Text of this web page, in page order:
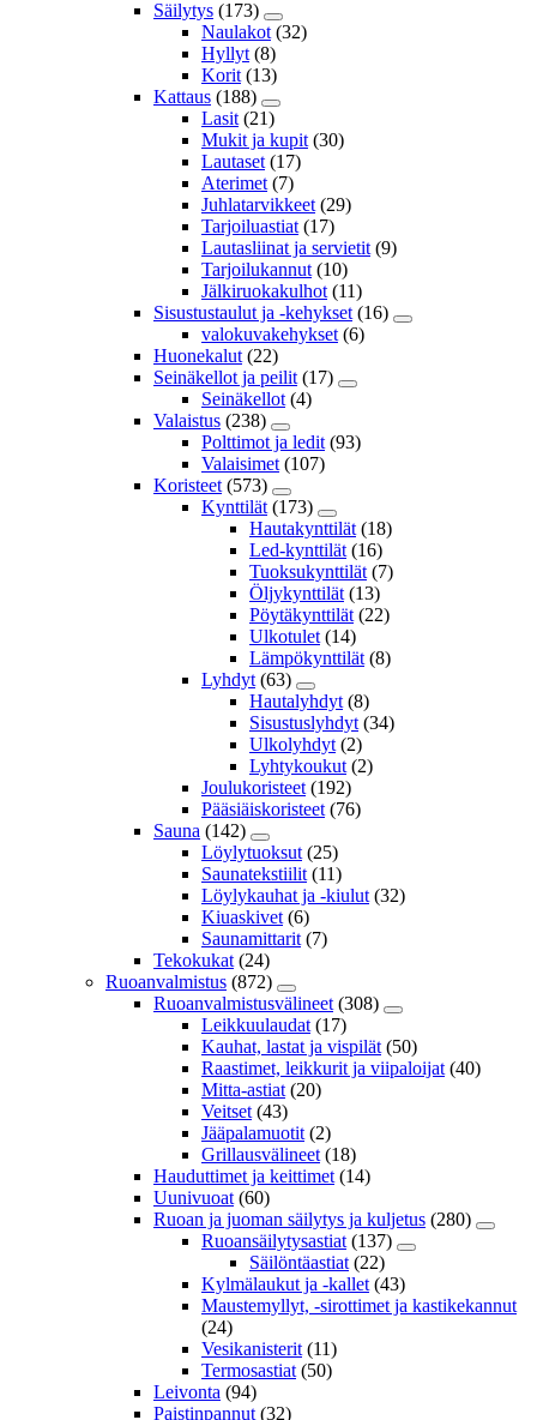
Säilytys (173)
Naulakot (32)
Hyllyt (8)
Korit (13)
Kattaus (188)
Lasit (21)
Mukit ja kupit (30)
Lautaset (17)
Aterimet (7)
Juhlatarvikkeet (29)
Tarjoiluastiat (17)
Lautasliinat ja servietit (9)
Tarjoilukannut (10)
Jälkiruokakulhot (11)
Sisustustaulut ja -kehykset (16)
valokuvakehykset (6)
Huonekalut (22)
Seinäkellot ja peilit (17)
Seinäkellot (4)
Valaistus (238)
Polttimot ja ledit (93)
Valaisimet (107)
Koristeet (573)
Kynttilät (173)
Hautakynttilät (18)
Led-kynttilät (16)
Tuoksukynttilät (7)
Öljykynttilät (13)
Pöytäkynttilät (22)
Ulkotulet (14)
Lämpökynttilät (8)
Lyhdyt (63)
Hautalyhdyt (8)
Sisustuslyhdyt (34)
Ulkolyhdyt (2)
Lyhtykoukut (2)
Joulukoristeet (192)
Pääsiäiskoristeet (76)
Sauna (142)
Löylytuoksut (25)
Saunatekstiilit (11)
Löylykauhat ja -kiulut (32)
Kiuaskivet (6)
Saunamittarit (7)
Tekokukat (24)
Ruoanvalmistus (872)
Ruoanvalmistusvälineet (308)
Leikkuulaudat (17)
Kauhat, lastat ja vispilät (50)
Raastimet, leikkurit ja viipaloijat (40)
Mitta-astiat (20)
Veitset (43)
Jääpalamuotit (2)
Grillausvälineet (18)
Hauduttimet ja keittimet (14)
Uunivuoat (60)
Ruoan ja juoman säilytys ja kuljetus (280)
Ruoansäilytysastiat (137)
Säilöntäastiat (22)
Kylmälaukut ja -kallet (43)
Maustemyllyt, -sirottimet ja kastikekannut
(24)
Vesikanisterit (11)
Termosastiat (50)
Leivonta (94)
Paistinpannut (32)